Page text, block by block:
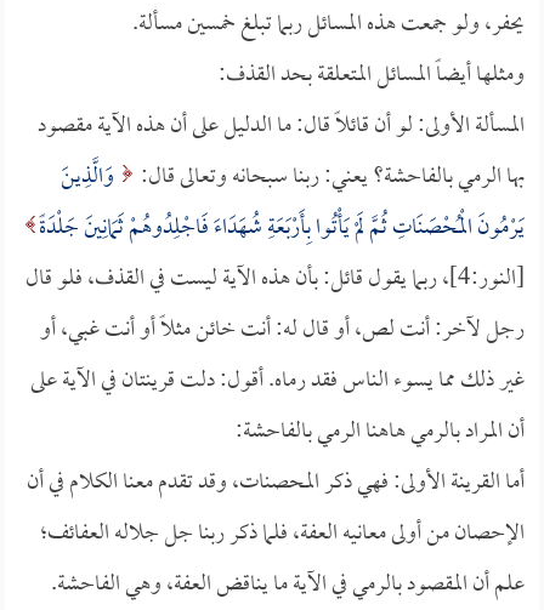
يحفر، ولو جمعت هذه المسائل ربما تبلغ خمسين مسألة.
ومثلها أيضاً المسائل المتعلقة بحد القذف:
المسألة الأولى: لو أن قائلاً قال: ما الدليل على أن هذه الآية مقصود
بها الرمي بالفاحشة؟ يعني: ربنا سبحانه وتعالى قال:
وَالَّذِينَ
يَرْمُونَ الْمُحْصَنَاتِ ثُمَّ لَمْ يَأْتُوا بِأَرْبَعَةِ شُهَدَاءَ فَاجْلِدُوهُمْ ثَمَانِينَ جَلْدَةً
[النور:4]، ربما يقول قائل: بأن هذه الآية ليست في القذف، فلو قال
رجل لآخر: أنت لص، أو قال له: أنت خائن مثلاً أو أنت غبي، أو
غير ذلك مما يسوء الناس فقد رماه. أقول: دلت قرينتان في الآية على
أن المراد بالرمي هاهنا الرمي بالفاحشة:
أما القرينة الأولى: فهي ذكر المحصنات، وقد تقدم معنا الكلام في أن
الإحصان من أولى معانيه العفة، فلما ذكر ربنا جل جلاله العفائف؛
علم أن المقصود بالرمي في الآية ما يناقض العفة، وهي الفاحشة.